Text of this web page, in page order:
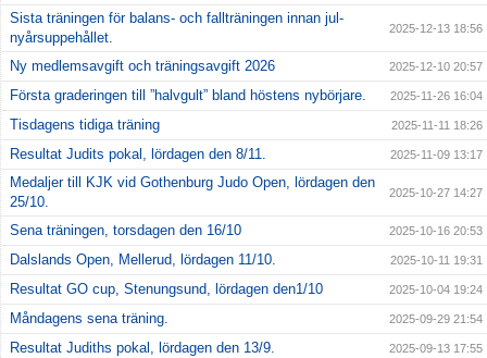
Sista träningen för balans- och fallträningen innan jul-
nyårsuppehållet.
2025-12-13 18:56
Ny medlemsavgift och träningsavgift 2026 2025-12-10 20:57
Första graderingen till ”halvgult” bland höstens nybörjare. 2025-11-26 16:04
Tisdagens tidiga träning 2025-11-11 18:26
Resultat Judits pokal, lördagen den 8/11. 2025-11-09 13:17
Medaljer till KJK vid Gothenburg Judo Open, lördagen den
25/10.
2025-10-27 14:27
Sena träningen, torsdagen den 16/10 2025-10-16 20:53
Dalslands Open, Mellerud, lördagen 11/10. 2025-10-11 19:31
Resultat GO cup, Stenungsund, lördagen den1/10 2025-10-04 19:24
Måndagens sena träning. 2025-09-29 21:54
Resultat Judiths pokal, lördagen den 13/9. 2025-09-13 17:55